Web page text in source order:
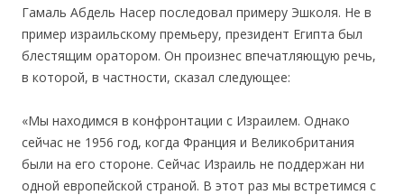
Гамаль Абдель Насер последовал примеру Эшколя. Не в
пример израильскому премьеру, президент Египта был
блестящим оратором. Он произнес впечатляющую речь,
в которой, в частности, сказал следующее:
«Мы находимся в конфронтации с Израилем. Однако
сейчас не 1956 год, когда Франция и Великобритания
были на его стороне. Сейчас Израиль не поддержан ни
одной европейской страной. В этот раз мы встретимся с